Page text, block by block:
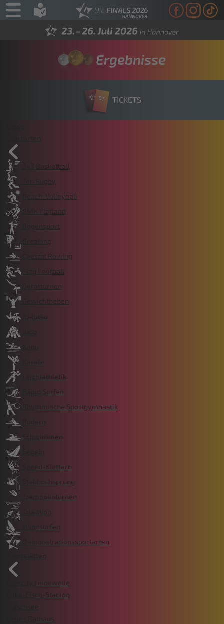
Ergebnisse
TICKETS
3x3 Basketball
7er-Rugby
Beach-Volleyball
BMX Flatland
Bogensport
Breaking
Coastal Rowing
Flag Football
Gerätturnen
Gewichtheben
Ju-Jutsu
Leichtathletik
Rapid Surfen
Rhythmische Sportgymnastik
Rudern
Schwimmen
Segeln
Speed-Klettern
Stabhochsprung
Trampolinturnen
Triathlon
Windsurfen
Demonstrationssportarten
Sportstätten
enercity Leinewelle
Erika-Fisch-Stadion
Neues Rathaus